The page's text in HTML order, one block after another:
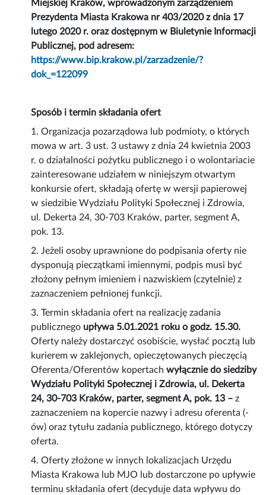
Miejskiej Kraków, wprowadzonym zarządzeniem
Prezydenta Miasta Krakowa nr 403/2020 z dnia 17
lutego 2020 r. oraz dostępnym w Biuletynie Informacji
Publicznej, pod adresem:
https://www.bip.krakow.pl/zarzadzenie/?
dok_=122099
Sposób i termin składania ofert
1. Organizacja pozarządowa lub podmioty, o których
mowa w art. 3 ust. 3 ustawy z dnia 24 kwietnia 2003
r. o działalności pożytku publicznego i o wolontariacie
zainteresowane udziałem w niniejszym otwartym
konkursie ofert, składają ofertę w wersji papierowej
w siedzibie Wydziału Polityki Społecznej i Zdrowia,
ul. Dekerta 24, 30-703 Kraków, parter, segment A,
pok. 13.
2. Jeżeli osoby uprawnione do podpisania oferty nie
dysponują pieczątkami imiennymi, podpis musi być
złożony pełnym imieniem i nazwiskiem (czytelnie) z
zaznaczeniem pełnionej funkcji.
3. Termin składania ofert na realizację zadania
publicznego upływa 5.01.2021 roku o godz. 15.30.
Oferty należy dostarczyć osobiście, wysłać pocztą lub
kurierem w zaklejonych, opieczętowanych pieczęcią
Oferenta/Oferentów kopertachwyłącznie do siedziby
Wydziału Polityki Społecznej i Zdrowia, ul. Dekerta
24, 30-703 Kraków, parter, segment A, pok. 13 –z
zaznaczeniem na kopercie nazwy i adresu oferenta (-
ów) oraz tytułu zadania publicznego, którego dotyczy
oferta.
4. Oferty złożone w innych lokalizacjach Urzędu
Miasta Krakowa lub MJO lub dostarczone po upływie
terminu składania ofert (decyduje data wpływu do